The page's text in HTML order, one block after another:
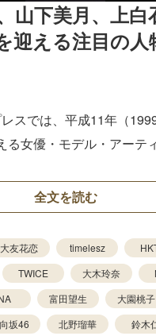
山下美月、上
迎える注目の人
スでは、平成11年（
女優・モデル・アーテ
全文を読む
大友花恋 timelesz
TWICE 大木玲奈
富田望生 大園桃子
坂46 北野瑠華 鈴木